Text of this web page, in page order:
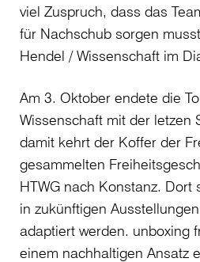
viel Zuspruch, dass das
für Nachschub sorgen
Hendel / Wissenschaft im
Am 3. Oktober endete die
Wissenschaft mit der letzen
damit kehrt der Koffer der
gesammelten
HTWG nach Konstanz. Dort
in zukünftigen
adaptiert werden. unboxing
einem nachhaltigen Ansatz